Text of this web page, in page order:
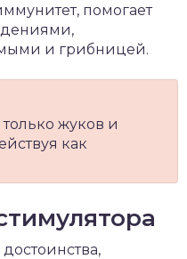
помогает
и грибницей.
жуков и
как